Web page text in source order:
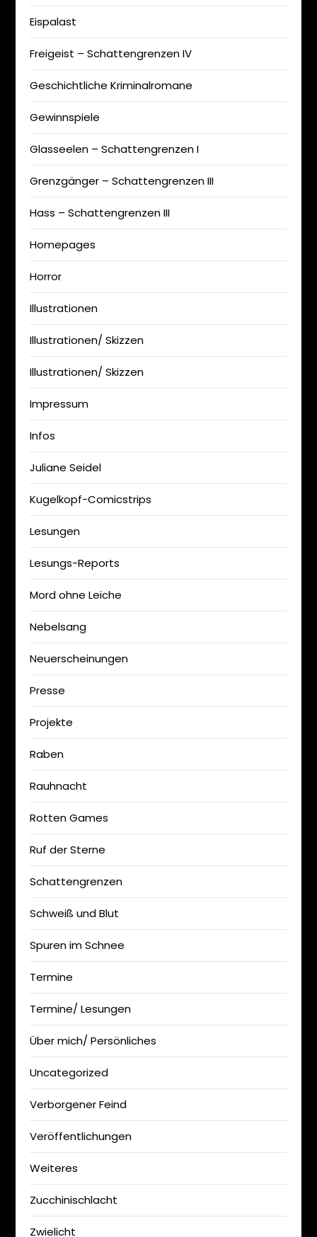
Eispalast
Freigeist – Schattengrenzen IV
Geschichtliche Kriminalromane
Gewinnspiele
Glasseelen – Schattengrenzen I
Grenzgänger – Schattengrenzen III
Hass – Schattengrenzen III
Homepages
Horror
Illustrationen
Illustrationen/ Skizzen
Illustrationen/ Skizzen
Impressum
Infos
Juliane Seidel
Kugelkopf-Comicstrips
Lesungen
Lesungs-Reports
Mord ohne Leiche
Nebelsang
Neuerscheinungen
Presse
Projekte
Raben
Rauhnacht
Rotten Games
Ruf der Sterne
Schattengrenzen
Schweiß und Blut
Spuren im Schnee
Termine
Termine/ Lesungen
Über mich/ Persönliches
Uncategorized
Verborgener Feind
Veröffentlichungen
Weiteres
Zucchinischlacht
Zwielicht